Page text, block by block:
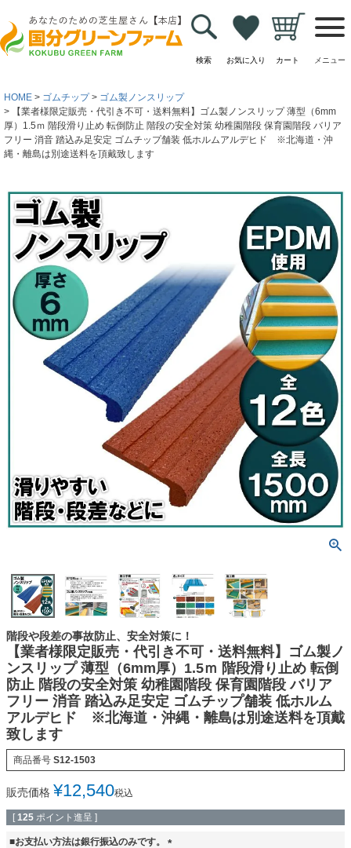
検索 お気に入り カート メニュー
HOME ゴムチップ
ゴム製ノンスリップ
【業者様限定販売・代引き不可・送料無料】ゴム製ノンスリップ 薄型（6mm
厚）1.5ｍ 階段滑り止め 転倒防止 階段の安全対策 幼稚園階段 保育園階段 バリア
フリー 消音 踏込み足安定 ゴムチップ舗装 低ホルムアルデヒド ※北海道・沖
縄・離島は別途送料を頂戴致します
階段や段差の事故防止、安全対策に！
【業者様限定販売・代引き不可・送料無料】ゴム製ノ
ンスリップ 薄型（6mm厚）1.5ｍ 階段滑り止め 転倒
防止 階段の安全対策 幼稚園階段 保育園階段 バリア
フリー 消音 踏込み足安定 ゴムチップ舗装 低ホルム
アルデヒド ※北海道・沖縄・離島は別途送料を頂戴
致します
商品番号 S12-1503
販売価格 ¥12,540税込
[ 125 ポイント進呈 ]
■お支払い方法は銀行振込のみです。